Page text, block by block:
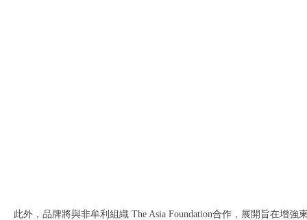
此外，品牌將與非牟利組織 The Asia Foundation合作，展開旨在增強